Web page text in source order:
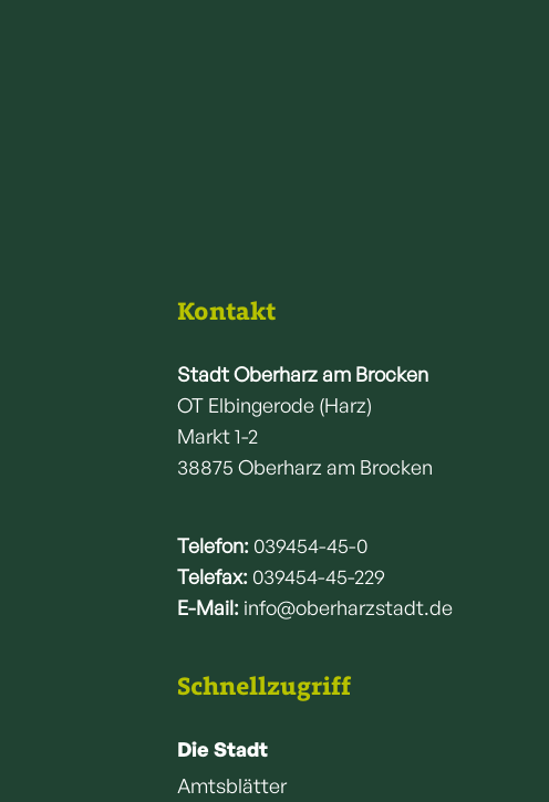
Kontakt
Stadt Oberharz am Brocken
OT Elbingerode (Harz)
Markt 1-2
38875 Oberharz am Brocken
Telefon: 039454-45-0
Telefax: 039454-45-229
E-Mail: info@oberharzstadt.de
Schnellzugriff
Die Stadt
Amtsblätter